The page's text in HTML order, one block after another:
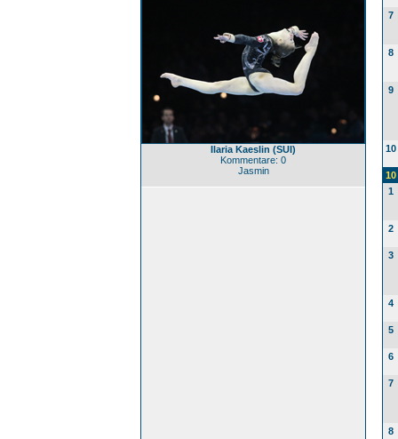
Ilaria Kaeslin (SUI)
Kommentare: 0
Jasmin
7
8
9
10
1
2
3
4
5
6
7
8